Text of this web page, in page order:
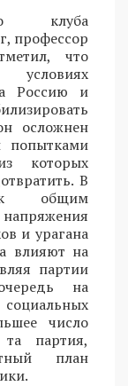
клуба
профессор
что
Россию и
осложнен
попытками
которых
В
к общим
и урагана
влияют на
партии
на
число
та партия,
план